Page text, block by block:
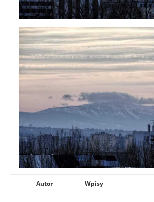
Autor Wpisy